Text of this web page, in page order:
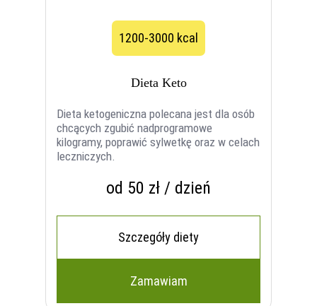
1200-3000 kcal
Dieta Keto
Dieta ketogeniczna polecana jest dla osób
chcących zgubić nadprogramowe
kilogramy, poprawić sylwetkę oraz w celach
leczniczych.
od 50 zł / dzień
Szczegóły diety
Zamawiam